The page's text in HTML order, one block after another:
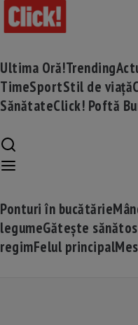
Ultima Oră!Trending
TimeSportStil de viață
SănătateClick! Poftă
Ponturi în bucătărie
legumeGătește sănătos
regimFelul principal